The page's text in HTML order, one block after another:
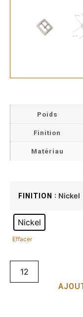
Poids
Finition
Matériau
FINITION : Nickel
Nickel
Effacer